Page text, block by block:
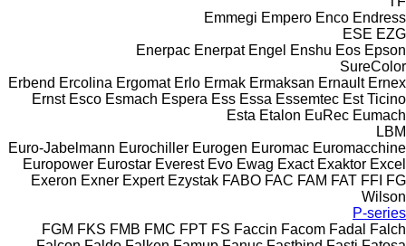
Emmegi Empero Enco Endress
ESE EZG
Enerpac Enerpat Engel Enshu Eos Epson
SureColor
Erbend Ercolina Ergomat Erlo Ermak Ermaksan Ernault Ernex
Ernst Esco Esmach Espera Ess Essa Essemtec Est Ticino
Esta Etalon EuRec Eumach
LBM
Euro-Jabelmann Eurochiller Eurogen Euromac Euromacchine
Europower Eurostar Everest Evo Ewag Exact Exaktor Excel
Exeron Exner Expert Ezystak FABO FAC FAM FAT FFI FG
Wilson
P-series
FGM FKS FMB FMC FPT FS Faccin Facom Fadal
Falch